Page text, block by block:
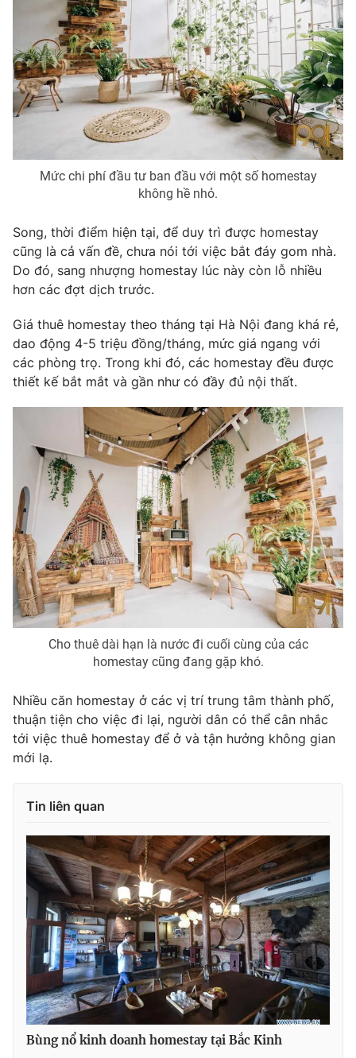
Mức chi phí đầu tư ban đầu với một số homestay
không hề nhỏ.
Song, thời điểm hiện tại, để duy trì được homestay
cũng là cả vấn đề, chưa nói tới việc bắt đáy gom nhà.
Do đó, sang nhượng homestay lúc này còn lỗ nhiều
hơn các đợt dịch trước.
Giá thuê homestay theo tháng tại Hà Nội đang khá rẻ,
dao động 4-5 triệu đồng/tháng, mức giá ngang với
các phòng trọ. Trong khi đó, các homestay đều được
thiết kế bắt mắt và gần như có đầy đủ nội thất.
Cho thuê dài hạn là nước đi cuối cùng của các
homestay cũng đang gặp khó.
Nhiều căn homestay ở các vị trí trung tâm thành phố,
thuận tiện cho việc đi lại, người dân có thể cân nhắc
tới việc thuê homestay để ở và tận hưởng không gian
mới lạ.
Tin liên quan
Bùng nổ kinh doanh homestay tại Bắc Kinh